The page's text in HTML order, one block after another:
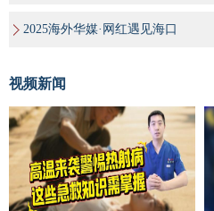
2025海外华媒·网红遇见海口
视频新闻